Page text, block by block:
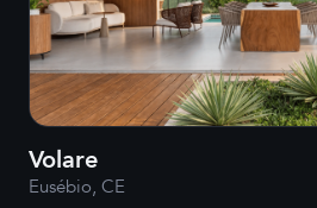
Volare
Eusébio, CE